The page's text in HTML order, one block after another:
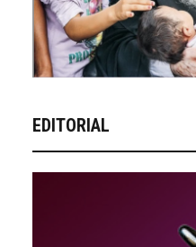
EDITORIAL